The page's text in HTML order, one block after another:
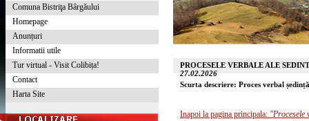
Comuna Bistriţa Bârgăului
Homepage
Anunțuri
Informatii utile
Tur virtual - Visit Colibița!
Contact
Harta Site
PROCESELE VERBALE ALE
27.02.2026
Scurta descriere: Proces verbal
Inapoi la pagina principala: "Procesele